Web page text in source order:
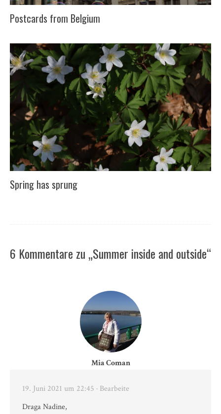
Postcards from Belgium
Spring has sprung
6 Kommentare zu „Summer inside and outside“
Mia Coman
19. Juni 2021 um 22:45 · Bearbeite
Draga Nadine,